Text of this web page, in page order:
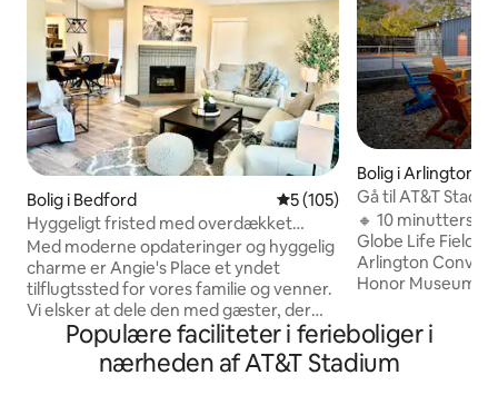
Bolig i Bedford 5 ud af 5 i gennemsnitlig
5 (105)
Hyggeligt fristed med overdækket
terrasse, grill og udendørs-tv
Med moderne opdateringer og hyggelig
charme er Angie's Place et yndet
tilflugtssted for vores familie og venner.
Vi elsker at dele den med gæster, der
besøger Dallas-Fort Worth-området.
Vores yndlingsfunktion er terrassen -
perfekt til at slappe af efter en travl dag.
Bolig i Arlington
Gå til AT&T
Pickleball | Ga
🔸 10 minutters
Globe Life Field,
Arlington
Honor Museum,
Six Flags og
minutter til
Field 🔸 20
Populære faciliteter i ferieboliger i
nærheden af AT&T Stadium